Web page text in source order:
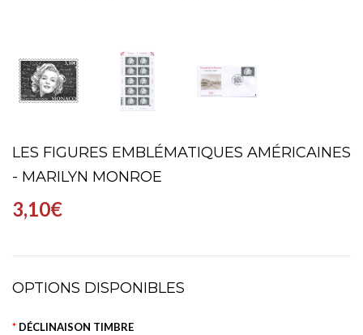
LES FIGURES EMBLÉMATIQUES AMÉRICAINES
- MARILYN MONROE
3,10€
OPTIONS DISPONIBLES
DÉCLINAISON TIMBRE